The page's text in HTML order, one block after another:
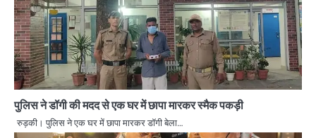
पुलिस ने डॉगी की मदद से एक घर में छापा मारकर स्मैक पकड़ी
रुड़की। पुलिस ने एक घर में छापा मारकर डॉगी बेला…